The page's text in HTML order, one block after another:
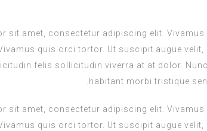
sit amet, consectetur adipiscing elit.
quis orci tortor. Ut suscipit augue
felis sollicitudin viverra at at dolor.
habitant morbi tristique
sit amet, consectetur adipiscing elit.
quis orci tortor. Ut suscipit augue